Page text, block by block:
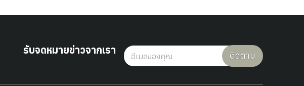
รับจดหมายข่าวจากเรา ติดตาม